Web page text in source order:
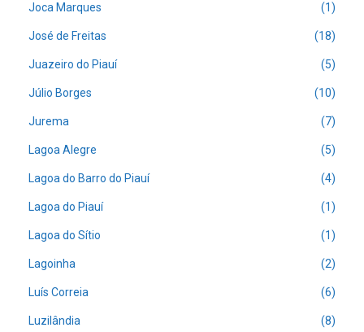
Joca Marques (1)
José de Freitas (18)
Juazeiro do Piauí (5)
Júlio Borges (10)
Jurema (7)
Lagoa Alegre (5)
Lagoa do Barro do Piauí (4)
Lagoa do Piauí (1)
Lagoa do Sítio (1)
Lagoinha (2)
Luís Correia (6)
Luzilândia (8)